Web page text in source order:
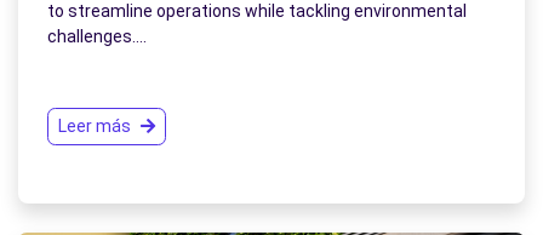
to streamline operations while tackling environmental
challenges.…
Leer más